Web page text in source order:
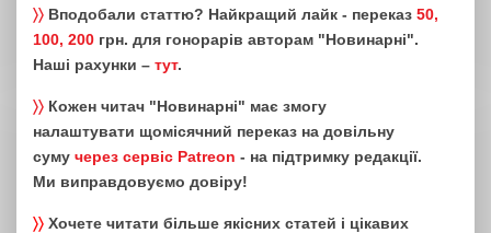
〉〉 Вподобали статтю? Найкращий лайк - переказ 50,
100, 200 грн. для гонорарів авторам "Новинарні".
Наші рахунки – тут.
〉〉 Кожен читач "Новинарні" має змогу
налаштувати щомісячний переказ на довільну
суму через сервіс Patreon - на підтримку редакції.
Ми виправдовуємо довіру!
〉〉 Хочете читати більше якісних статей і цікавих